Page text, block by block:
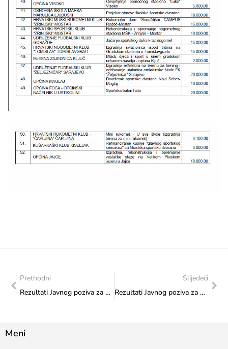
Prethodni
Rezultati Javnog poziva za odabir programa i projekata koji će se sufinancirati iz Proračuna Federacije Bosne i Hercegovine u 2015. godini putem Transfera za sport od značaja za Federaciju (objavljenog 28.8.2015. godine) – Točka 2
Slijedeći
Rezultati Javnog poziva za odabir programa i projekata koji će se sufinansirati iz Budžeta Federacije Bosne i Hercegovine u 2015. godini putem Transfera za institucije nauke i kulture od značaja za Bosnu i Hercegovinu
Meni